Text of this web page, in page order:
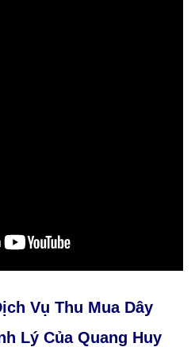
Vụ Thu Mua Dây
Lý Của Quang Huy